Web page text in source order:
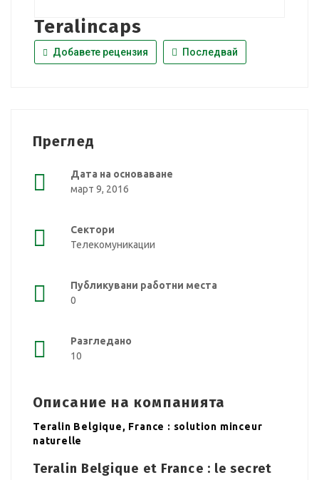
Teralincaps
Добавете рецензия Последвай
Преглед
Дата на основаване
март 9, 2016
Сектори
Телекомуникации
Публикувани работни места
0
Разгледано
10
Описание на компанията
Teralin Belgique, France : solution minceur
naturelle
Teralin Belgique et France : le secret